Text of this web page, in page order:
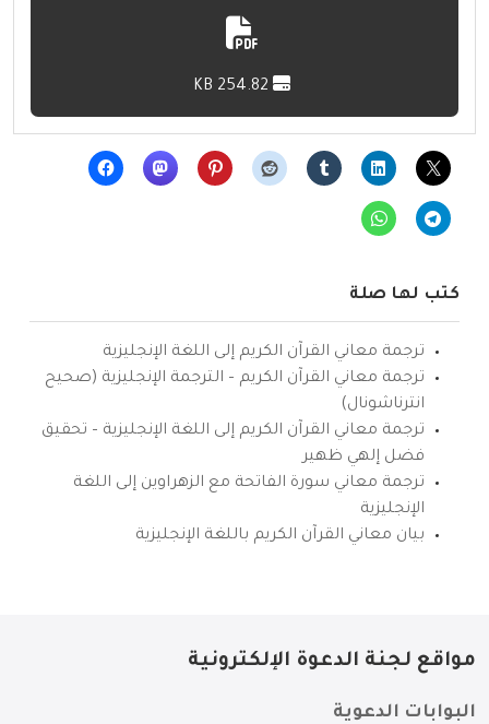
كتب لها صلة
ترجمة معاني القرآن الكريم إلى اللغة الإنجليزية
ترجمة معاني القرآن الكريم – الترجمة الإنجليزية (صحيح
انترناشونال)
ترجمة معاني القرآن الكريم إلى اللغة الإنجليزية – تحقيق
فضل إلهي ظهير
ترجمة معاني سورة الفاتحة مع الزهراوين إلى اللغة
الإنجليزية
بيان معاني القرآن الكريم باللغة الإنجليزية
مواقع لجنة الدعوة الإلكترونية
البوابات الدعوية